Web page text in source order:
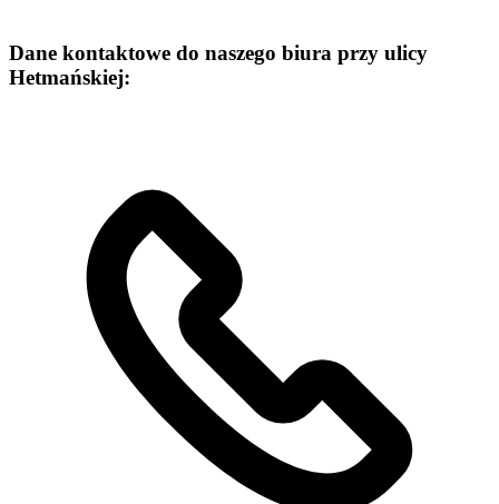
Dane kontaktowe do naszego biura przy ulicy
Hetmańskiej: